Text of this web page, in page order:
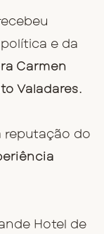
e da
Carmen
Valadares.
reputação do
Hotel de